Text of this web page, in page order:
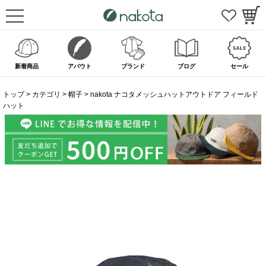
新着商品 アバウト ブランド ブログ セール
トップ カテゴリ 帽子
nakota ナコタメッシュハットアウトドア フィールド
ハット